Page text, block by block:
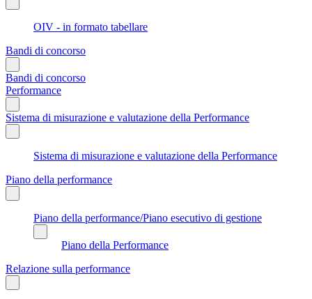
OIV - in formato tabellare
Bandi di concorso
Bandi di concorso
Performance
Sistema di misurazione e valutazione della Performance
Sistema di misurazione e valutazione della Performance
Piano della performance
Piano della performance/Piano esecutivo di gestione
Piano della Performance
Relazione sulla performance